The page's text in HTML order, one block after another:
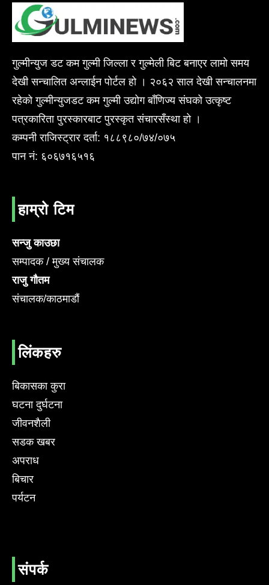
गुल्मीन्युज डट कम गुल्मी जिल्ला र गुल्मेली बिट बनाएर लामो समय
देखी सन्चालित अन्लाईन पोर्टल हो । २०६२ साल देखी सन्चालनमा
रहेको गुल्मीन्युजडट कम गुल्मी उद्योग बाँणिज्य संघको उत्कृष्ट
पत्रकारिता पुरस्कारबाट पुरस्कृत संचारसँस्था हो ।
कम्पनी राजिस्ट्रार दर्ता: १८८९८०/७४/०७५
पान नं: ६०६७१६५१६
हाम्रो टिम
सन्जु काउछा
सम्पादक / मुख्य संचालक
राजु गौतम
संचालक/काठमाडौं
लिंकहरु
बिकासका कुरा
घटना दुर्घटना
जीवनशैली
सडक खबर
अपराध
बिचार
पर्यटन
संपर्क